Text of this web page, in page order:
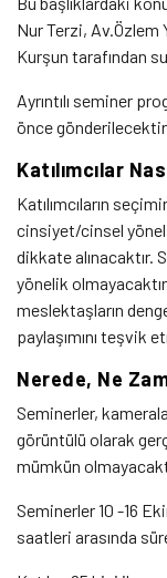
Nur Terzi, Av.Özlem
Kurşun tarafından
Ayrıntılı seminer
önce
Katılımcılar
Katılımcıların
cinsiyet/cinsel
dikkate alınacaktır.
yönelik
meslektaşların
paylaşımını teşvik
Nerede, Ne
Seminerler,
görüntülü olarak
mümkün
Seminerler 10 -16
saatleri arasında